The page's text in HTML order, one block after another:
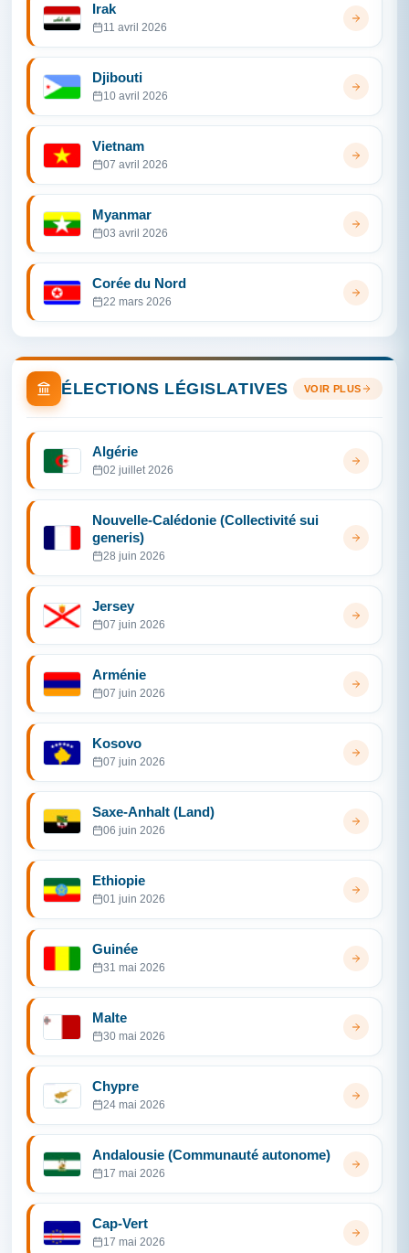
Irak
11 avril 2026
Djibouti
10 avril 2026
Vietnam
07 avril 2026
Myanmar
03 avril 2026
Corée du Nord
22 mars 2026
ÉLECTIONS LÉGISLATIVES VOIR PLUS
Algérie
02 juillet 2026
Nouvelle-Calédonie (Collectivité sui
generis)
28 juin 2026
Jersey
07 juin 2026
Arménie
07 juin 2026
Kosovo
07 juin 2026
Saxe-Anhalt (Land)
06 juin 2026
Ethiopie
01 juin 2026
Guinée
31 mai 2026
Malte
30 mai 2026
Chypre
24 mai 2026
Andalousie (Communauté autonome)
17 mai 2026
Cap-Vert
17 mai 2026